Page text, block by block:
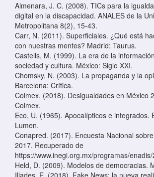
Almenara, J. C. (2008). TICs para la
digital en la discapacidad. ANALES de la
Metropolitana 8(2), 15-43.
Carr, N. (2011). Superficiales. ¿Qué está
con nuestras mentes? Madrid: Taurus.
Castells, M. (1999). La era de la
sociedad y cultura. México: Siglo XXI.
Chomsky, N. (2003). La propaganda y la
Barcelona: Crítica.
Colmex. (2018). Desigualdades en México
Colmex.
Eco, U. (1965). Apocalípticos e integrados.
Lumen.
Conapred. (2017). Encuesta Nacional
2017. Recuperado de
https://www.inegi.org.mx/programas/
Held, D. (2009). Modelos de democracias.